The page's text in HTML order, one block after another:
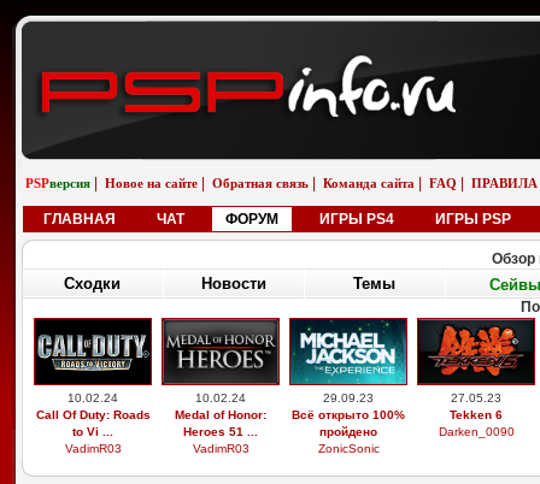
PSPверсия Новое на сайте Обратная связь Команда сайта FAQ ПРАВИЛА
ГЛАВНАЯ ЧАТ ФОРУМ ИГРЫ PS4 ИГРЫ PSP
Обзор
Сходки Новости Темы Сейвы
10.02.24
Call Of Duty: Roads
to Vi ...
VadimR03
10.02.24
Medal of Honor:
Heroes 51 ...
VadimR03
29.09.23
Всё открыто 100%
пройдено
ZonicSonic
27.05.23
Tekken 6
Darken_0090